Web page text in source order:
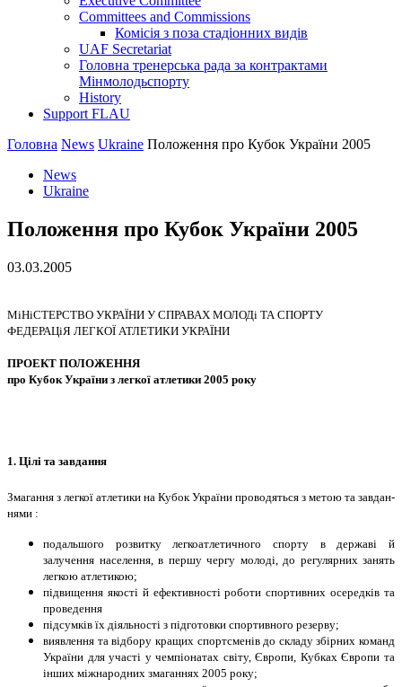
Committees and Commissions
Комісія з поза стадіонних видів
UAF Secretariat
Головна тренерська рада за контрактами
Мінмолодьспорту
History
Support FLAU
Головна News Ukraine Положення про Кубок України 2005
News
Ukraine
Положення про Кубок України 2005
03.03.2005
МiНiСТЕРСТВО УКРАЇНИ У СПРАВАХ МОЛОДi ТА СПОРТУ
ФЕДЕРАЦiЯ ЛЕГКОЇ АТЛЕТИКИ УКРАЇНИ
ПРОЕКТ ПОЛОЖЕННЯ
про Кубок України з легкої атлетики 2005 року
1. Цiлi та завдання
Змагання з легкої атлетики на Кубок України проводяться з метою та завдан­
нями :
подальшого розвитку легкоатлетичного спорту в державi й
залучення населення, в першу чергу молодi, до регулярних занять
легкою атлетикою;
пiдвищення якостi й ефективностi роботи спортивних осередкiв та
проведення
пiдсумкiв їх дiяльностi з пiдготовки спортивного резерву;
виявлення та вiдбору кращих спортсменiв до складу збiрних команд
України для участi у чемпiонатах свiту, Європи, Кубках Європи та
iнших мiжнародних змаганнях 2005 року;